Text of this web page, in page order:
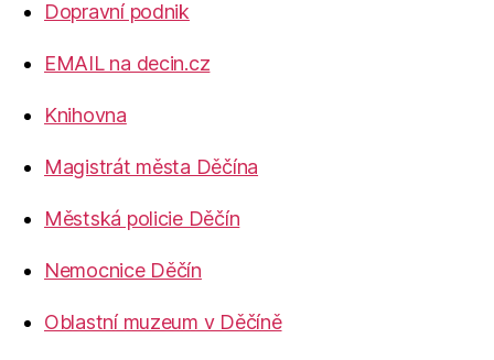
Dopravní podnik
EMAIL na decin.cz
Knihovna
Magistrát města Děčína
Městská policie Děčín
Nemocnice Děčín
Oblastní muzeum v Děčíně